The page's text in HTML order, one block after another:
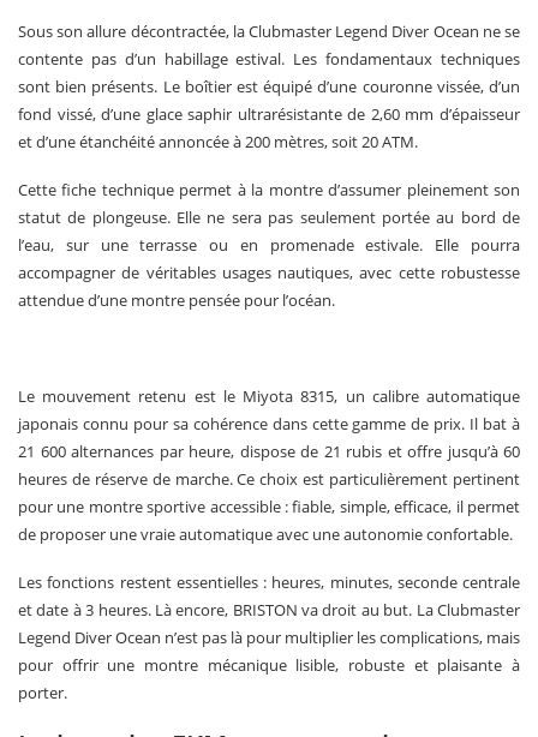
Sous son allure décontractée, la Clubmaster Legend Diver Ocean ne se
contente pas d’un habillage estival. Les fondamentaux techniques
sont bien présents. Le boîtier est équipé d’une couronne vissée, d’un
fond vissé, d’une glace saphir ultrarésistante de 2,60 mm d’épaisseur
et d’une étanchéité annoncée à 200 mètres, soit 20 ATM.
Cette fiche technique permet à la montre d’assumer pleinement son
statut de plongeuse. Elle ne sera pas seulement portée au bord de
l’eau, sur une terrasse ou en promenade estivale. Elle pourra
accompagner de véritables usages nautiques, avec cette robustesse
attendue d’une montre pensée pour l’océan.
Le mouvement retenu est le Miyota 8315, un calibre automatique
japonais connu pour sa cohérence dans cette gamme de prix. Il bat à
21 600 alternances par heure, dispose de 21 rubis et offre jusqu’à 60
heures de réserve de marche. Ce choix est particulièrement pertinent
pour une montre sportive accessible : fiable, simple, efficace, il permet
de proposer une vraie automatique avec une autonomie confortable.
Les fonctions restent essentielles : heures, minutes, seconde centrale
et date à 3 heures. Là encore, BRISTON va droit au but. La Clubmaster
Legend Diver Ocean n’est pas là pour multiplier les complications, mais
pour offrir une montre mécanique lisible, robuste et plaisante à
porter.